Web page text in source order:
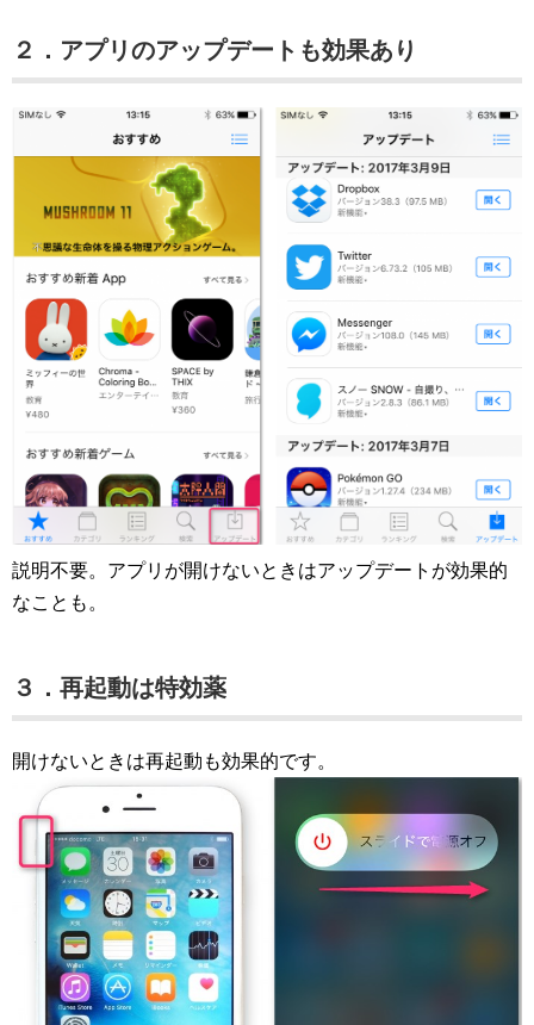
２．アプリのアップデートも効果あり
説明不要。アプリが開けないときはアップデートが効果的
なことも。
３．再起動は特効薬
開けないときは再起動も効果的です。